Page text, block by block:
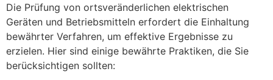
Die Prüfung von ortsveränderlichen elektrischen
Geräten und Betriebsmitteln erfordert die Einhaltung
bewährter Verfahren, um effektive Ergebnisse zu
erzielen. Hier sind einige bewährte Praktiken, die Sie
berücksichtigen sollten: